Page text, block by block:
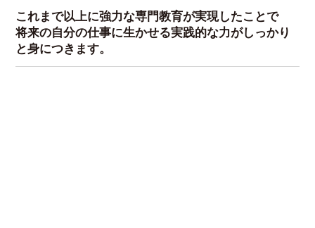
これまで以上に強力な専門教育が実現したことで
将来の自分の仕事に生かせる実践的な力がしっかり
と身につきます。